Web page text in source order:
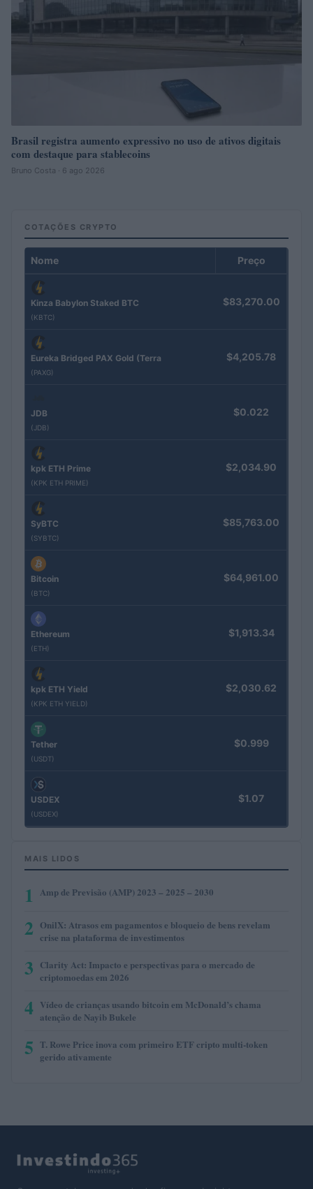
Brasil registra aumento expressivo no uso de ativos digitais
com destaque para stablecoins
Bruno Costa · 6 ago 2026
COTAÇÕES CRYPTO
Nome Preço
Kinza Babylon Staked BTC
(KBTC)
$83,270.00
Eureka Bridged PAX Gold (Terra
(PAXG)
$4,205.78
JDB
(JDB)
$0.022
kpk ETH Prime
(KPK ETH PRIME)
$2,034.90
SyBTC
(SYBTC)
$85,763.00
Bitcoin
(BTC)
$64,961.00
Ethereum
(ETH)
$1,913.34
kpk ETH Yield
(KPK ETH YIELD)
$2,030.62
Tether
(USDT)
$0.999
USDEX
(USDEX)
$1.07
MAIS LIDOS
1 Amp de Previsão (AMP) 2023 – 2025 – 2030
2 OnilX: Atrasos em pagamentos e bloqueio de bens revelam
crise na plataforma de investimentos
3 Clarity Act: Impacto e perspectivas para o mercado de
criptomoedas em 2026
4 Vídeo de crianças usando bitcoin em McDonald’s chama
atenção de Nayib Bukele
5 T. Rowe Price inova com primeiro ETF cripto multi-token
gerido ativamente